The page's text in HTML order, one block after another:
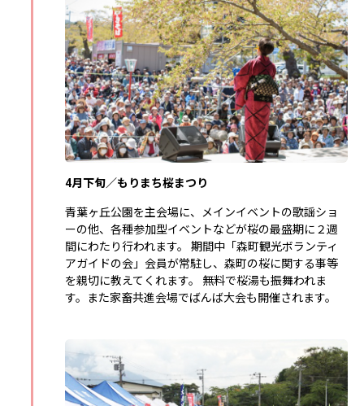
4月下旬／もりまち桜まつり
青葉ヶ丘公園を主会場に、メインイベントの歌謡ショ
ーの他、各種参加型イベントなどが桜の最盛期に２週
間にわたり行われます。 期間中「森町観光ボランティ
アガイドの会」会員が常駐し、森町の桜に関する事等
を親切に教えてくれます。 無料で桜湯も振舞われま
す。また家畜共進会場でばんば大会も開催されます。